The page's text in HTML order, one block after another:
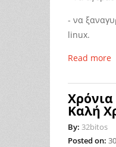
- να
linux.
Read more
Καλή
By: 32bitos
Posted on: